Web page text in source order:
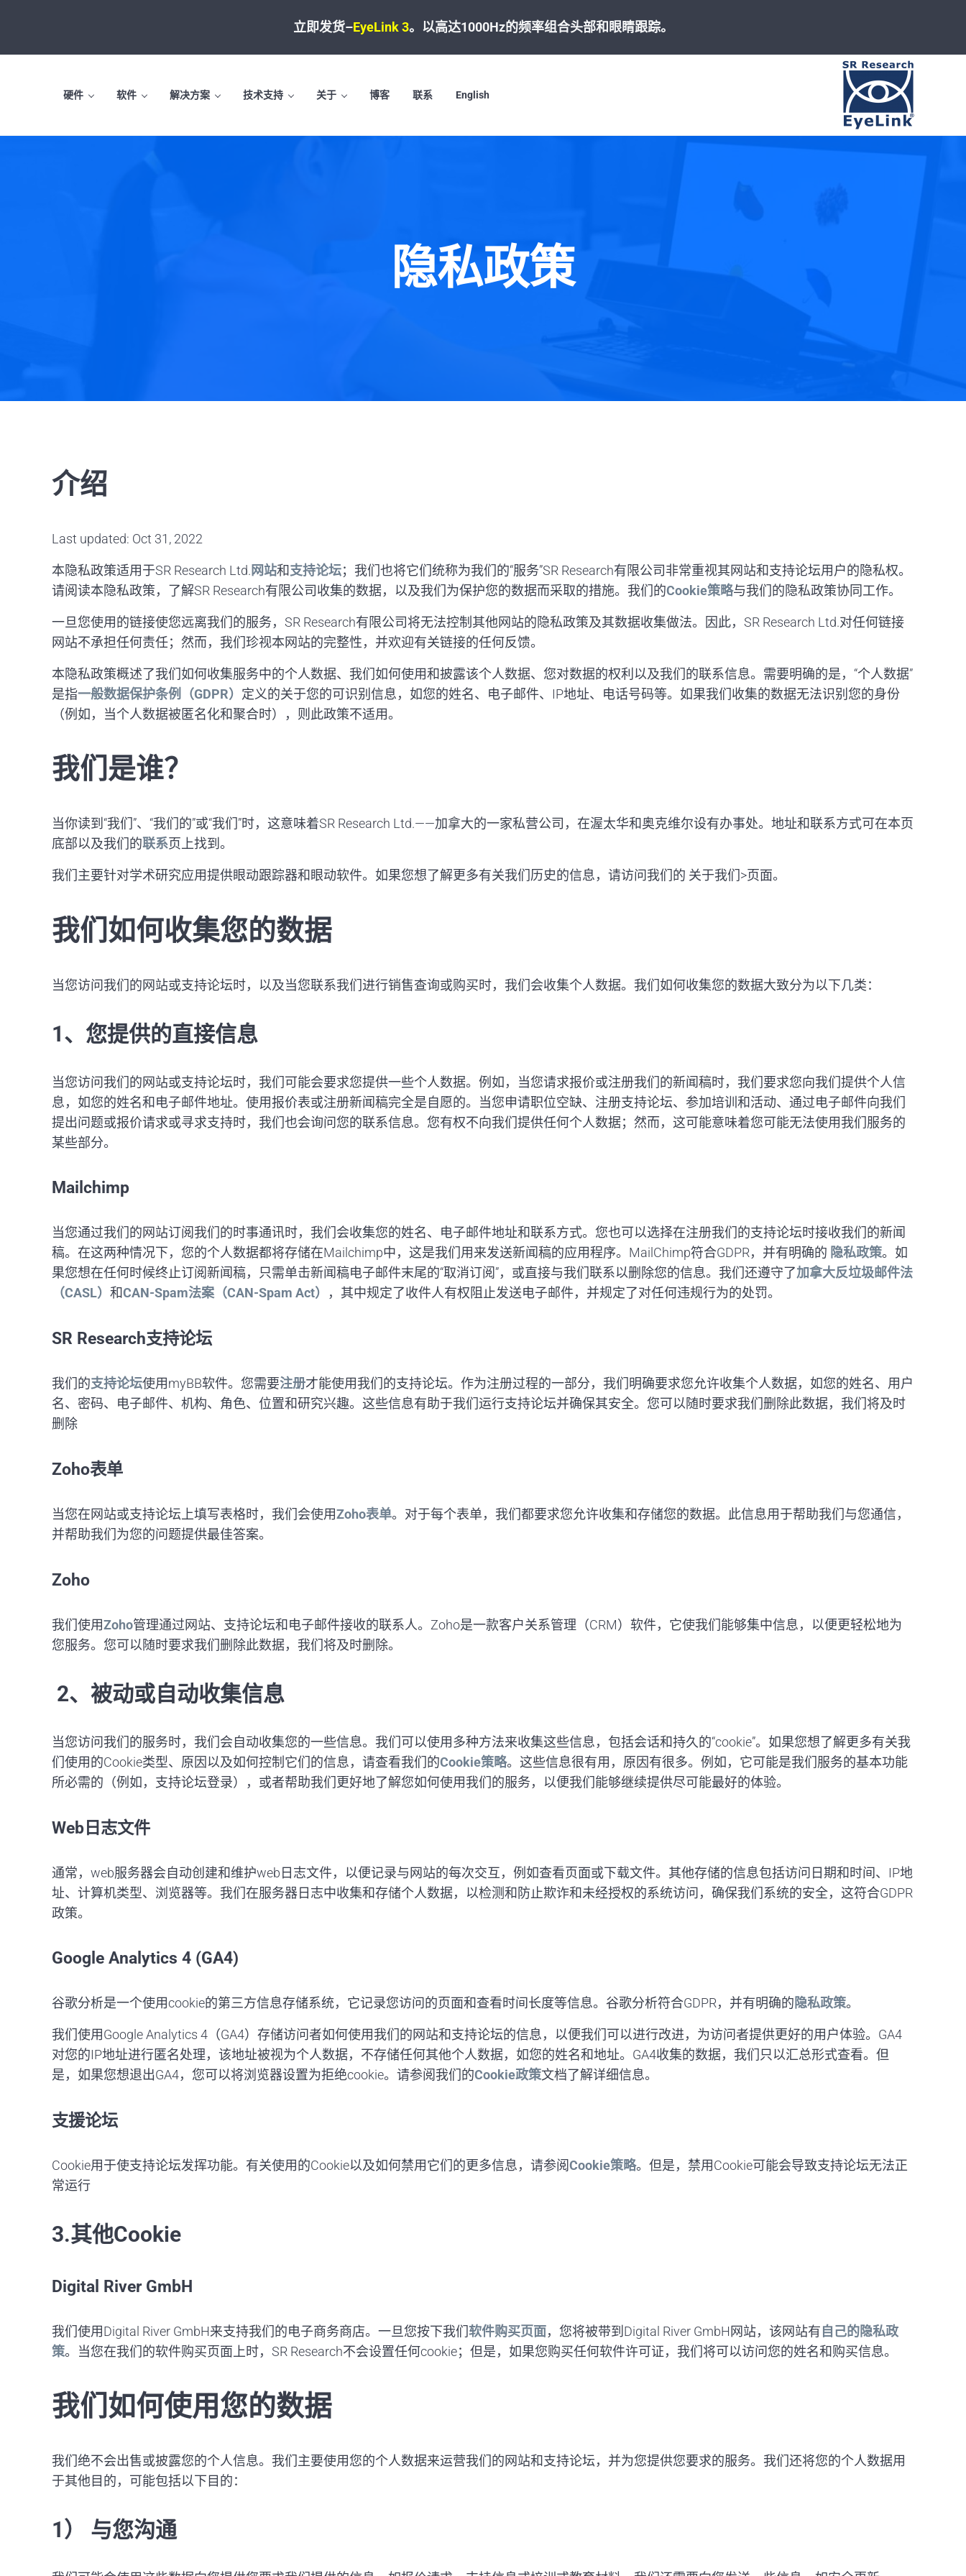
立即发货–EyeLink 3。 以高达1000Hz的频率组合头部和眼睛跟踪。
硬件 软件 解决方案 技术支持 关于 博客 联系 English
高速、精准
隐私政策
介绍
Last updated: Oct 31, 2022
本隐私政策适用于SR Research Ltd.网站和支持论坛；我们也将它们统称为我们的“服务”SR Research有限公司非常重视其网站和支持论坛用户的隐私权。
请阅读本隐私政策，了解SR Research有限公司收集的数据，以及我们为保护您的数据而采取的措施。我们的Cookie策略与我们的隐私政策协同工作。
一旦您使用的链接使您远离我们的服务，SR Research有限公司将无法控制其他网站的隐私政策及其数据收集做法。因此，SR Research Ltd.对任何链接
网站不承担任何责任；然而，我们珍视本网站的完整性，并欢迎有关链接的任何反馈。
本隐私政策概述了我们如何收集服务中的个人数据、我们如何使用和披露该个人数据、您对数据的权利以及我们的联系信息。需要明确的是，“个人数据”
是指一般数据保护条例（GDPR） 定义的关于您的可识别信息，如您的姓名、电子邮件、IP地址、电话号码等。如果我们收集的数据无法识别您的身份
（例如，当个人数据被匿名化和聚合时），则此政策不适用。
我们是谁？
当你读到“我们”、“我们的”或“我们”时，这意味着SR Research Ltd.——加拿大的一家私营公司，在渥太华和奥克维尔设有办事处。地址和联系方式可在本页
底部以及我们的联系页上找到。
我们主要针对学术研究应用提供眼动跟踪器和眼动软件。如果您想了解更多有关我们历史的信息，请访问我们的 关于我们>页面。
我们如何收集您的数据
当您访问我们的网站或支持论坛时，以及当您联系我们进行销售查询或购买时，我们会收集个人数据。我们如何收集您的数据大致分为以下几类：
1、您提供的直接信息
当您访问我们的网站或支持论坛时，我们可能会要求您提供一些个人数据。例如，当您请求报价或注册我们的新闻稿时，我们要求您向我们提供个人信
息，如您的姓名和电子邮件地址。使用报价表或注册新闻稿完全是自愿的。当您申请职位空缺、注册支持论坛、参加培训和活动、通过电子邮件向我们
提出问题或报价请求或寻求支持时，我们也会询问您的联系信息。您有权不向我们提供任何个人数据；然而，这可能意味着您可能无法使用我们服务的
某些部分。
Mailchimp
当您通过我们的网站订阅我们的时事通讯时，我们会收集您的姓名、电子邮件地址和联系方式。您也可以选择在注册我们的支持论坛时接收我们的新闻
稿。在这两种情况下，您的个人数据都将存储在Mailchimp中，这是我们用来发送新闻稿的应用程序。MailChimp符合GDPR，并有明确的 隐私政策。如
果您想在任何时候终止订阅新闻稿，只需单击新闻稿电子邮件末尾的“取消订阅”，或直接与我们联系以删除您的信息。我们还遵守了加拿大反垃圾邮件法
（CASL） 和CAN-Spam法案（CAN-Spam Act） ，其中规定了收件人有权阻止发送电子邮件，并规定了对任何违规行为的处罚。
SR Research支持论坛
我们的支持论坛使用myBB软件。您需要注册才能使用我们的支持论坛。作为注册过程的一部分，我们明确要求您允许收集个人数据，如您的姓名、用户
名、密码、电子邮件、机构、角色、位置和研究兴趣。这些信息有助于我们运行支持论坛并确保其安全。您可以随时要求我们删除此数据，我们将及时
删除
Zoho表单
当您在网站或支持论坛上填写表格时，我们会使用Zoho表单。对于每个表单，我们都要求您允许收集和存储您的数据。此信息用于帮助我们与您通信，
并帮助我们为您的问题提供最佳答案。
Zoho
我们使用Zoho管理通过网站、支持论坛和电子邮件接收的联系人。Zoho是一款客户关系管理（CRM）软件，它使我们能够集中信息，以便更轻松地为
您服务。您可以随时要求我们删除此数据，我们将及时删除。
2、被动或自动收集信息
当您访问我们的服务时，我们会自动收集您的一些信息。我们可以使用多种方法来收集这些信息，包括会话和持久的“cookie”。如果您想了解更多有关我
们使用的Cookie类型、原因以及如何控制它们的信息，请查看我们的Cookie策略。这些信息很有用，原因有很多。例如，它可能是我们服务的基本功能
所必需的（例如，支持论坛登录），或者帮助我们更好地了解您如何使用我们的服务，以便我们能够继续提供尽可能最好的体验。
Web日志文件
通常，web服务器会自动创建和维护web日志文件，以便记录与网站的每次交互，例如查看页面或下载文件。其他存储的信息包括访问日期和时间、IP地
址、计算机类型、浏览器等。我们在服务器日志中收集和存储个人数据，以检测和防止欺诈和未经授权的系统访问，确保我们系统的安全，这符合GDPR
政策。
Google Analytics 4 (GA4)
谷歌分析是一个使用cookie的第三方信息存储系统，它记录您访问的页面和查看时间长度等信息。谷歌分析符合GDPR，并有明确的隐私政策。
我们使用Google Analytics 4（GA4）存储访问者如何使用我们的网站和支持论坛的信息，以便我们可以进行改进，为访问者提供更好的用户体验。GA4
对您的IP地址进行匿名处理，该地址被视为个人数据，不存储任何其他个人数据，如您的姓名和地址。GA4收集的数据，我们只以汇总形式查看。但
是，如果您想退出GA4，您可以将浏览器设置为拒绝cookie。请参阅我们的Cookie政策文档了解详细信息。
支援论坛
Cookie用于使支持论坛发挥功能。有关使用的Cookie以及如何禁用它们的更多信息，请参阅Cookie策略。但是，禁用Cookie可能会导致支持论坛无法正
常运行
3.其他Cookie
Digital River GmbH
我们使用Digital River GmbH来支持我们的电子商务商店。一旦您按下我们软件购买页面，您将被带到Digital River GmbH网站，该网站有自己的隐私政
策。当您在我们的软件购买页面上时，SR Research不会设置任何cookie；但是，如果您购买任何软件许可证，我们将可以访问您的姓名和购买信息。
我们如何使用您的数据
我们绝不会出售或披露您的个人信息。我们主要使用您的个人数据来运营我们的网站和支持论坛，并为您提供您要求的服务。我们还将您的个人数据用
于其他目的，可能包括以下目的：
1） 与您沟通